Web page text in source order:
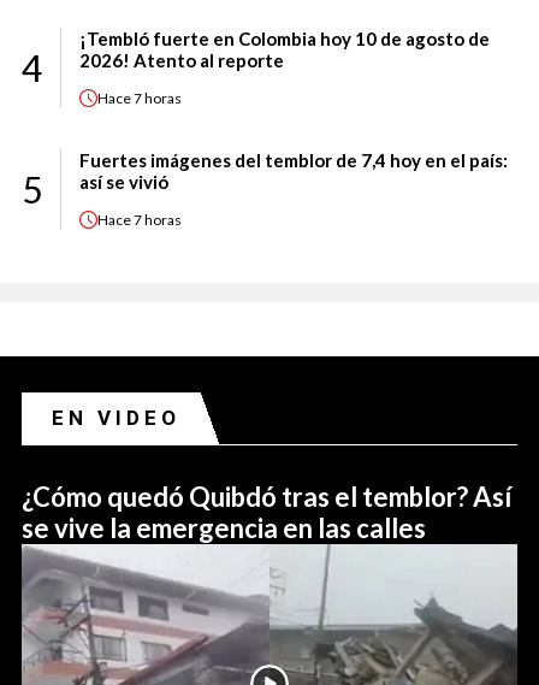
4
¡Tembló fuerte en Colombia hoy 10 de agosto de
2026! Atento al reporte
Hace7 horas
5
Fuertes imágenes del temblor de 7,4 hoy en el país:
así se vivió
Hace7 horas
EN VIDEO
¿Cómo quedó Quibdó tras el temblor? Así
se vive la emergencia en las calles